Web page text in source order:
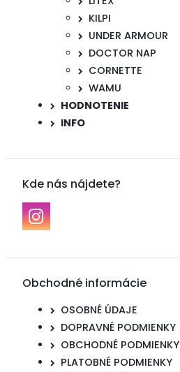
KILPI
UNDER ARMOUR
DOCTOR NAP
CORNETTE
WAMU
HODNOTENIE
INFO
Kde nás nájdete?
Obchodné informácie
OSOBNÉ ÚDAJE
DOPRAVNÉ PODMIENKY
OBCHODNÉ PODMIENKY
PLATOBNÉ PODMIENKY